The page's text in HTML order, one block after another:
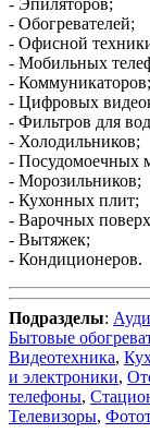
- Обогревателей;
- Офисной
- Мобильных
- Коммуникаторов;
- Цифровых
- Фильтров для
- Холодильников;
- Посудомоечных
- Морозильников;
- Кухонных плит;
- Варочных
- Вытяжек;
- Кондиционеров.
Подразделы:
Бытовые
Видеотехника,
и электроники,
телефоны,
Телевизоры,